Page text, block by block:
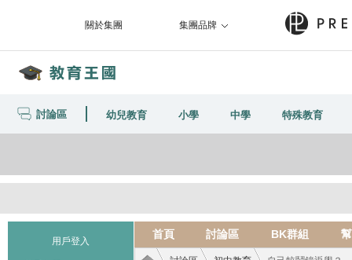
關於集團 集團品牌
討論區 幼兒教育 小學 中學 特殊教育
用戶登入
首頁 討論區 BK群組